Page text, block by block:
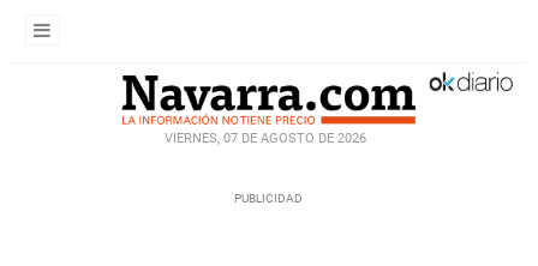
VIERNES, 07 DE AGOSTO DE 2026